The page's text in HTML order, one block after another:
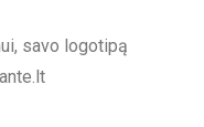
savo logotipą